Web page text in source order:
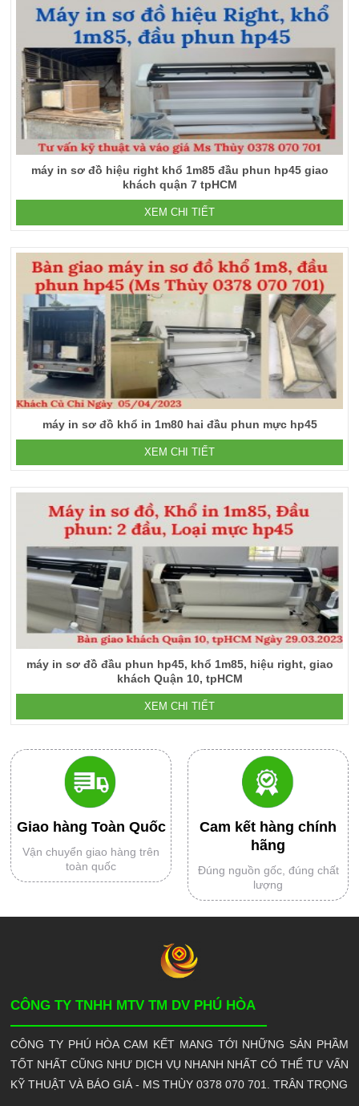
máy in sơ đồ hiệu right khổ 1m85 đầu phun hp45 giao
khách quận 7 tpHCM
XEM CHI TIẾT
máy in sơ đồ khổ in 1m80 hai đầu phun mực hp45
XEM CHI TIẾT
máy in sơ đồ đầu phun hp45, khổ 1m85, hiệu right, giao
khách Quận 10, tpHCM
XEM CHI TIẾT
Giao hàng Toàn Quốc
Vận chuyển giao hàng trên
toàn quốc
Cam kết hàng chính
hãng
Đúng nguồn gốc, đúng chất
lượng
CÔNG TY TNHH MTV TM DV PHÚ HÒA
CÔNG TY PHÚ HÒA CAM KẾT MANG TỚI NHỮNG SẢN PHẦM
TỐT NHẤT CŨNG NHƯ DỊCH VỤ NHANH NHẤT CÓ THỂ TƯ VẤN
KỸ THUẬT VÀ BÁO GIÁ - MS THÙY 0378 070 701. TRÂN TRỌNG